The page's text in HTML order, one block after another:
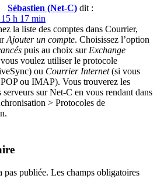
Sébastien (Net-C) dit :
h 17 min
la liste des comptes dans Courrier,
Ajouter un compte. Choisissez l’option
puis au choix sur Exchange
voulez utiliser le protocole
ou Courrier Internet(si vous
ou IMAP). Vous trouverez les
serveurs sur Net-C en vous rendant dans
> Protocoles de
pas publiée. Les champs obligatoires